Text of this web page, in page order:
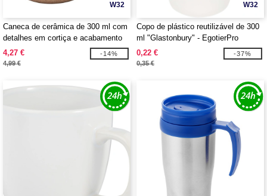
W32
Caneca de cerâmica de 300 ml com
detalhes em cortiça e acabamento
mate "Billie" - EgotierPro 100847
4,27 €
4,99 €
-14%
W32
Copo de plástico reutilizável de 300
ml "Glastonbury" - EgotierPro
100854
0,22 €
0,35 €
-37%